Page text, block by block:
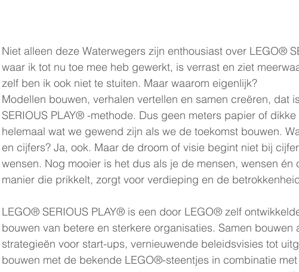
Niet alleen deze Waterwegers zijn enthousiast over LEGO®
waar ik tot nu toe mee heb gewerkt, is verrast en ziet
zelf ben ik ook niet te stuiten. Maar waarom eigenlijk?
Modellen bouwen, verhalen vertellen en samen creëren, dat
SERIOUS PLAY® -methode. Dus geen meters papier of
helemaal wat we gewend zijn als we de toekomst bouwen.
en cijfers? Ja, ook. Maar de droom of visie begint niet bij
wensen. Nog mooier is het dus als je de mensen, wensen
manier die prikkelt, zorgt voor verdieping en de
LEGO® SERIOUS PLAY® is een door LEGO® zelf
bouwen van betere en sterkere organisaties. Samen bouwen
strategieën voor start-ups, vernieuwende beleidsvisies tot
bouwen met de bekende LEGO®-steentjes in combinatie